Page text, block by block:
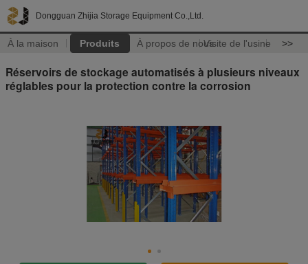
Dongguan Zhijia Storage Equipment Co.,Ltd.
À la maison Produits À propos de nousVisite de l'usine >>
Réservoirs de stockage automatisés à plusieurs niveaux
réglables pour la protection contre la corrosion